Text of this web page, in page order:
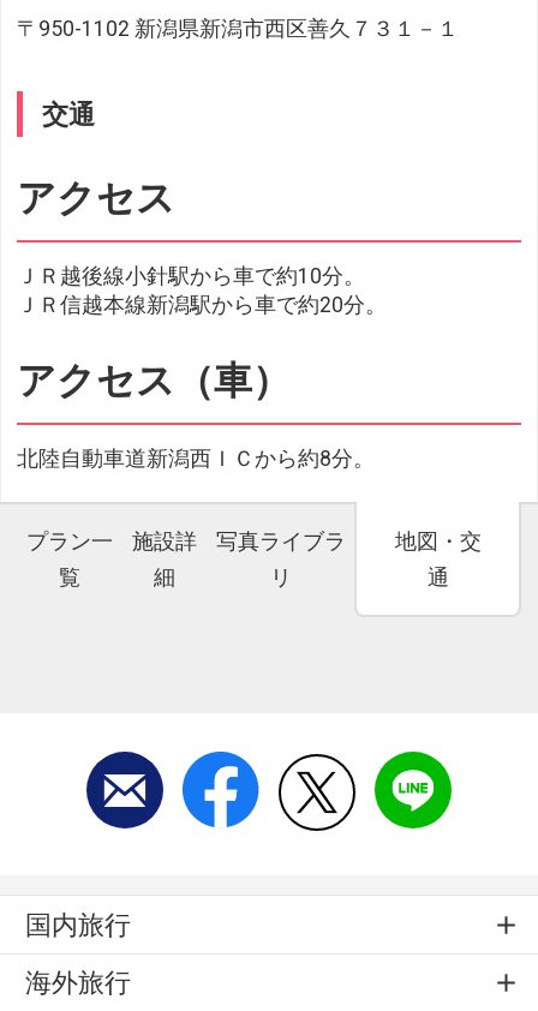
〒950-1102 新潟県新潟市西区善久７３１－１
交通
アクセス
ＪＲ越後線小針駅から車で約10分。
ＪＲ信越本線新潟駅から車で約20分。
アクセス（車）
北陸自動車道新潟西ＩＣから約8分。
プラン一
覧
施設詳
細
写真ライブラ
リ
地図・交
通
国内旅行
海外旅行